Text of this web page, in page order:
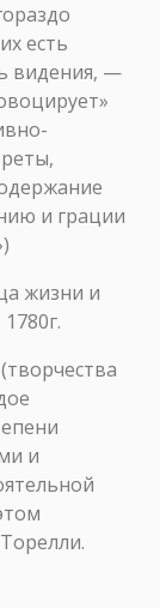
есть
видения, —
и грации
жизни и
и